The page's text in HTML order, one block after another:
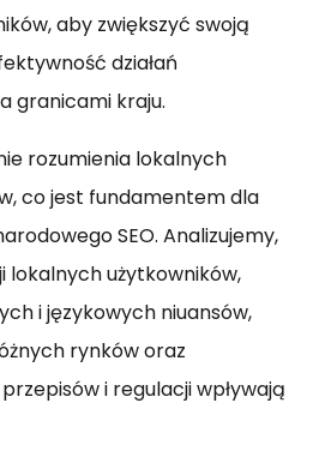
aby zwiększyć swoją
działań
granicami kraju.
rozumienia lokalnych
co jest fundamentem dla
SEO. Analizujemy,
lokalnych użytkowników,
i językowych niuansów,
rynków oraz
i regulacji wpływają